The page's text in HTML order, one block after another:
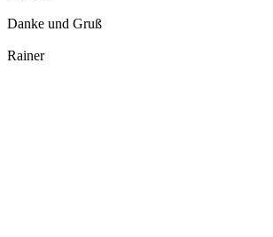
Danke und Gruß
Rainer